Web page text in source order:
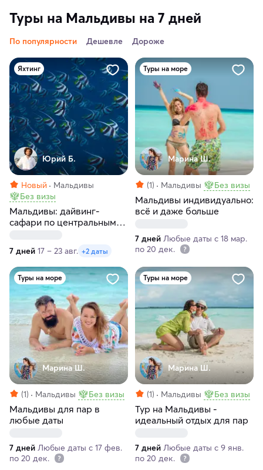
Туры на Мальдивы на 7 дней
По популярности Дешевле Дороже
Яхтинг
Юрий Б.
Новый
Мальдивы
Без визы
Мальдивы: дайвинг-
сафари по центральным
Pearl. 7 дней
7 дней 17 – 23 авг. +2 даты
Туры на море
Марина Ш.
(1) Мальдивы Без визы
Мальдивы индивидуально:
всё и даже больше
7 дней Любые даты с 18 мар.
по 20 дек.
Туры на море
Марина Ш.
(1) Мальдивы Без визы
Мальдивы для пар в
любые даты
7 дней Любые даты с 17 фев.
по 20 дек.
Туры на море
Марина Ш.
(1) Мальдивы Без визы
Тур на Мальдивы -
идеальный отдых для пар
7 дней Любые даты с 9 янв.
по 20 дек.